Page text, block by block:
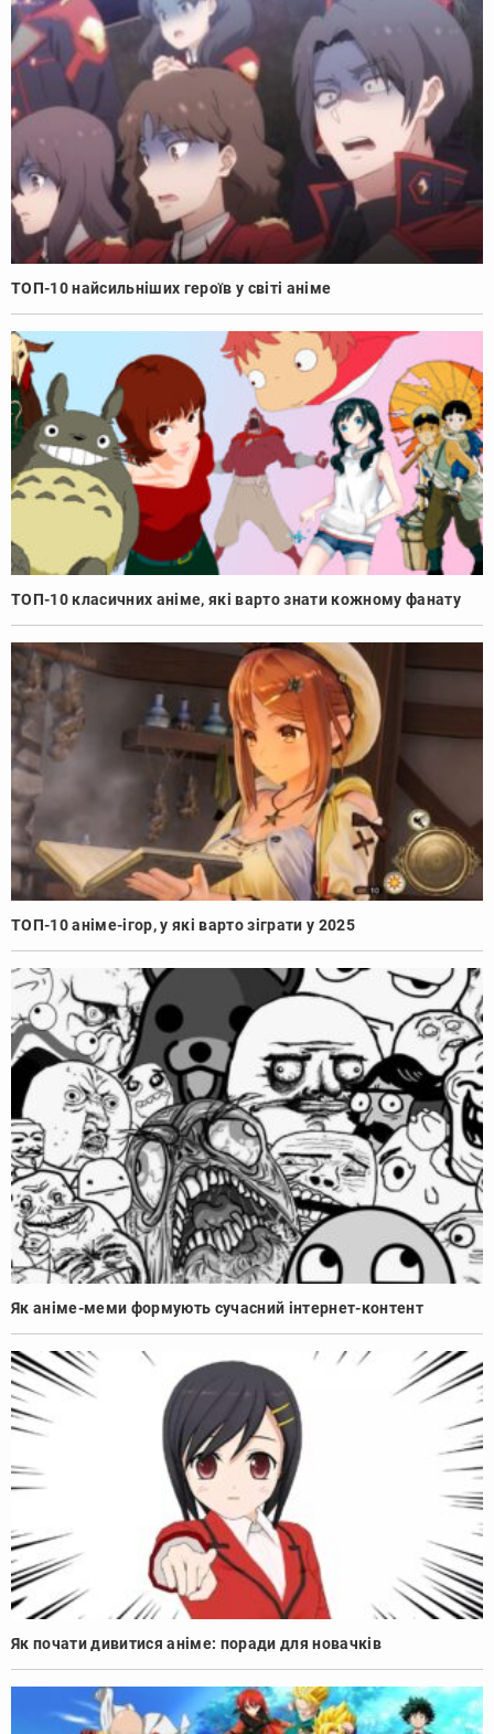
ТОП-10 найсильніших героїв у світі аніме
ТОП-10 класичних аніме, які варто знати кожному фанату
ТОП-10 аніме-ігор, у які варто зіграти у 2025
Як аніме-меми формують сучасний інтернет-контент
Як почати дивитися аніме: поради для новачків